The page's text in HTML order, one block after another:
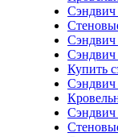
Сэндвич
Сэндвич
Сэндвич
Купить
Сэндвич
Сэндвич